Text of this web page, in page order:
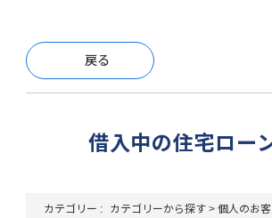
戻る
借入中の住宅ロー
カテゴリー : カテゴリーから探す >個人のお